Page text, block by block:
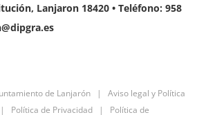
Lanjaron 18420 • Teléfono: 958
de Lanjarón | Aviso legal y Política
| Política de Privacidad | Política de